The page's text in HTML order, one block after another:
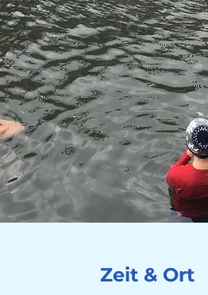
Zeit & Ort